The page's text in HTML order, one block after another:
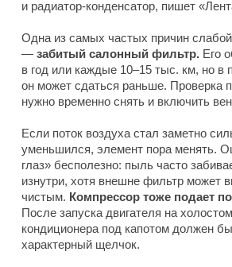
и радиатор-конденсатор, пишет
Одна из самых частых причин
— забитый салонный фильтр. Его
в год или каждые 10–15 тыс. км, но в
он может сдаться раньше. Проверка
нужно временно снять и включить
Если поток воздуха стал заметно
уменьшился, элемент пора менять.
глаз» бесполезно: пыль часто
изнутри, хотя внешне фильтр может
чистым. Компрессор тоже подает
После запуска двигателя на
кондиционера под капотом должен
характерный щелчок.